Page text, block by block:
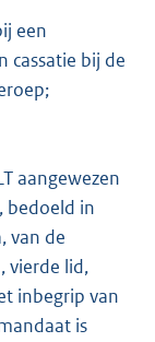
een
cassatie bij de
aangewezen
bedoeld in
van de
vierde lid,
inbegrip van
is